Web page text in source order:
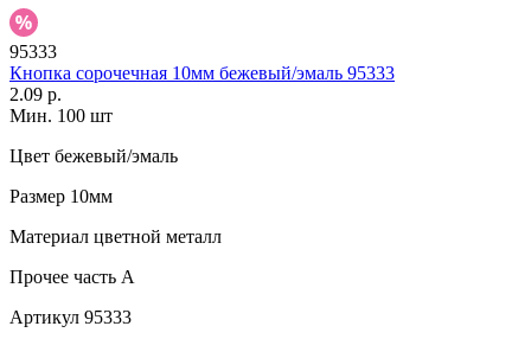
95333
Кнопка сорочечная 10мм бежевый/эмаль 95333
2.09 р.
Мин. 100 шт
Цвет бежевый/эмаль
Размер 10мм
Материал цветной металл
Прочее часть А
Артикул 95333